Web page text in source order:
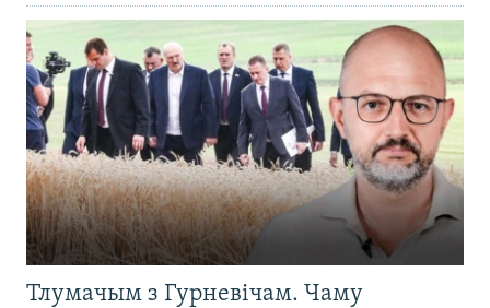
Тлумачым з Гурневічам. Чаму